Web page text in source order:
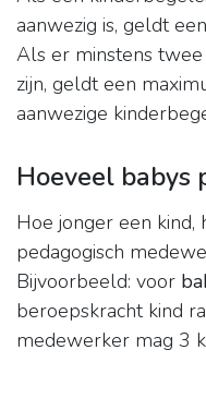
aanwezig is, geldt
Als er minstens
zijn, geldt een
aanwezige
Hoeveel babys
Hoe jonger een kind,
pedagogisch
Bijvoorbeeld: voor
beroepskracht kind
medewerker mag 3